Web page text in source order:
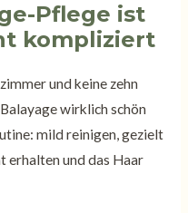
Pflege ist
kompliziert
und keine zehn
wirklich schön
mild reinigen, gezielt
erhalten und das Haar